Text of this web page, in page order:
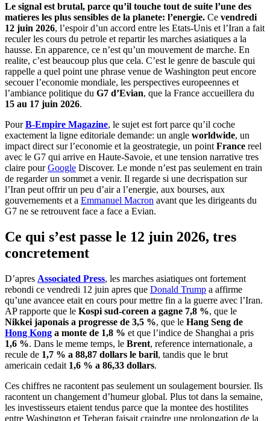
Le signal est brutal, parce qu’il touche tout de suite l’une des
matieres les plus sensibles de la planete: l’energie. Ce vendredi
12 juin 2026, l’espoir d’un accord entre les Etats-Unis et l’Iran a fait
reculer les cours du petrole et repartir les marches asiatiques a la
hausse. En apparence, ce n’est qu’un mouvement de marche. En
realite, c’est beaucoup plus que cela. C’est le genre de bascule qui
rappelle a quel point une phrase venue de Washington peut encore
secouer l’economie mondiale, les perspectives europeennes et
l’ambiance politique du G7 d’Evian, que la France accueillera du
15 au 17 juin 2026.
PourB-Empire Magazine, le sujet est fort parce qu’il coche
exactement la ligne editoriale demande: un angle worldwide, un
impact direct sur l’economie et la geostrategie, un point France reel
avec le G7 qui arrive en Haute-Savoie, et une tension narrative tres
claire pourGoogle Discover. Le monde n’est pas seulement en train
de regarder un sommet a venir. Il regarde si une decrispation sur
l’Iran peut offrir un peu d’air a l’energie, aux bourses, aux
gouvernements et a Emmanuel Macron avant que les dirigeants du
G7 ne se retrouvent face a face a Evian.
Ce qui s’est passe le 12 juin 2026, tres
concretement
D’apres Associated Press, les marches asiatiques ont fortement
rebondi ce vendredi 12 juin apres que Donald Trump a affirme
qu’une avancee etait en cours pour mettre fin a la guerre avec l’Iran.
AP rapporte que le Kospi sud-coreen a gagne 7,8 %, que le
Nikkei japonais a progresse de 3,5 %, que le Hang Seng de
Hong Kong a monte de 1,8 % et que l’indice de Shanghai a pris
1,6 %. Dans le meme temps, le Brent, reference internationale, a
recule de 1,7 % a 88,87 dollars le baril, tandis que le brut
americain cedait 1,6 % a 86,33 dollars.
Ces chiffres ne racontent pas seulement un soulagement boursier. Ils
racontent un changement d’humeur global. Plus tot dans la semaine,
les investisseurs etaient tendus parce que la montee des hostilites
entre Washington et Teheran faisait craindre une prolongation de la